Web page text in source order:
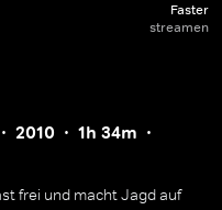
Faster
streamen
2010
1h 34m
frei und macht Jagd auf